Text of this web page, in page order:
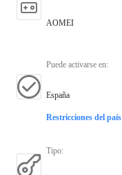
AOMEI
Puede activarse en:
España
Restricciones del país
Tipo: